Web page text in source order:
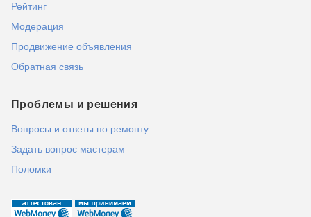
Рейтинг
Модерация
Продвижение объявления
Обратная связь
Проблемы и решения
Вопросы и ответы по ремонту
Задать вопрос мастерам
Поломки